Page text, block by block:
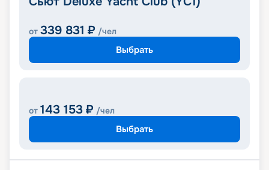
от 339 831 ₽ /чел
Выбрать
от 143 153 ₽ /чел
Выбрать